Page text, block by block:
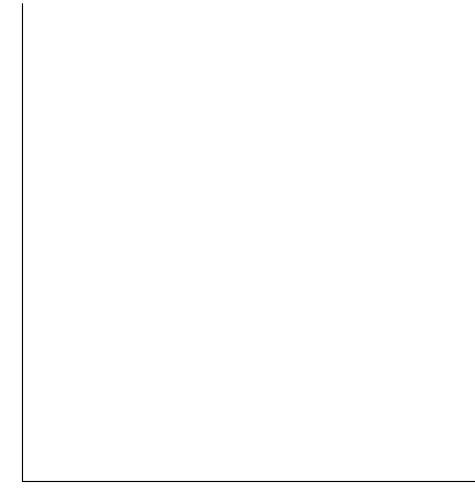
mëte te cëst